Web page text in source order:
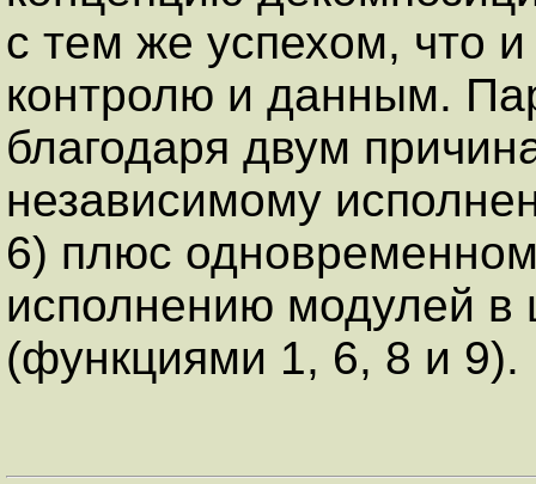
с тем же успехом, что
контролю и данным.
благодаря двум
независимому
6) плюс
исполнению модулей в
(функциями 1, 6, 8 и 9).